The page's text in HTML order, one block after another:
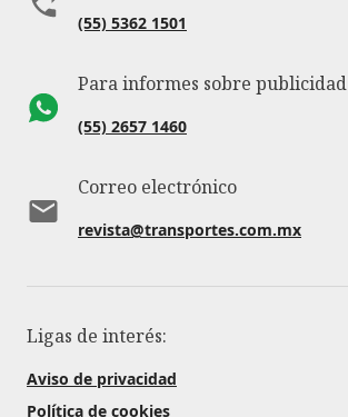
(55) 5362 1501
Para informes sobre publicidad
(55) 2657 1460
Correo electrónico
revista@transportes.com.mx
Ligas de interés:
Aviso de privacidad
Política de cookies